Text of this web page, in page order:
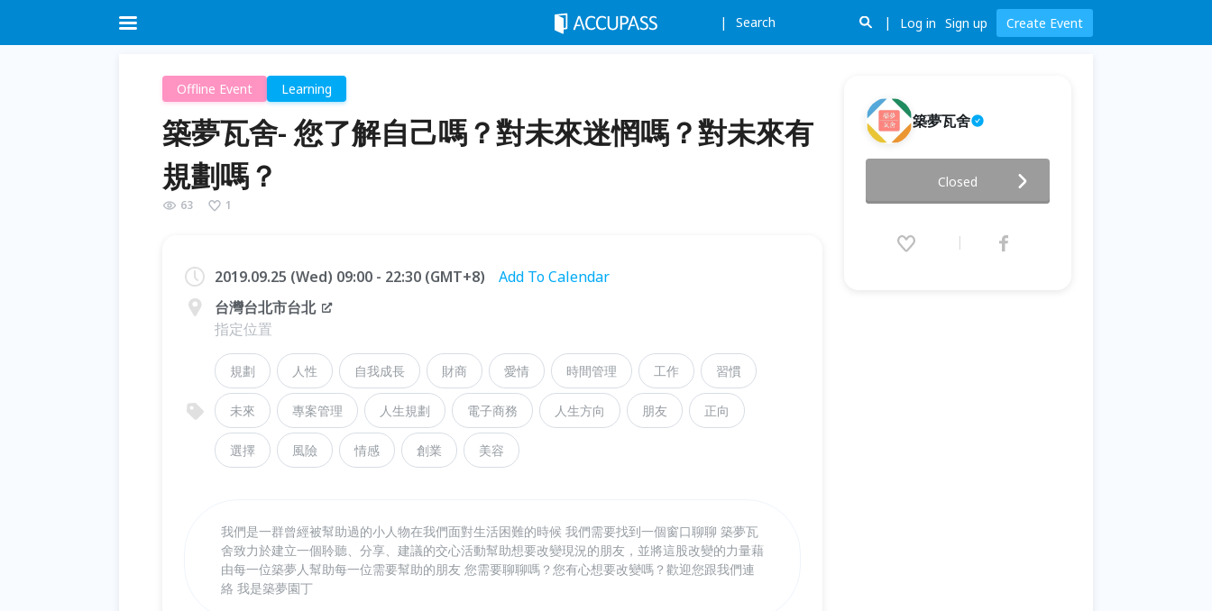
Search Log in Sign up Create Event
Offline Event Learning
築夢瓦舍- 您了解自己嗎？對未來迷惘嗎？對未來有
規劃嗎？
63 1
2019.09.25 (Wed) 09:00 - 22:30 (GMT+8)
Add To Calendar
台灣台北市台北
指定位置
規劃 人性 自我成長 財商 愛情 時間管理 工作 習慣
未來 專案管理 人生規劃 電子商務 人生方向 朋友 正向
選擇 風險 情感 創業 美容
我們是一群曾經被幫助過的小人物在我們面對生活困難的時候 我們需要找到一個窗口聊聊 築夢瓦
舍致力於建立一個聆聽、分享、建議的交心活動幫助想要改變現況的朋友，並將這股改變的力量藉
由每一位築夢人幫助每一位需要幫助的朋友 您需要聊聊嗎？您有心想要改變嗎？歡迎您跟我們連
絡 我是築夢園丁
築夢瓦舍
來迷惘嗎？對未來有規劃嗎？
2019.09.25 (Wed) 09:00 - 22:30
Closed